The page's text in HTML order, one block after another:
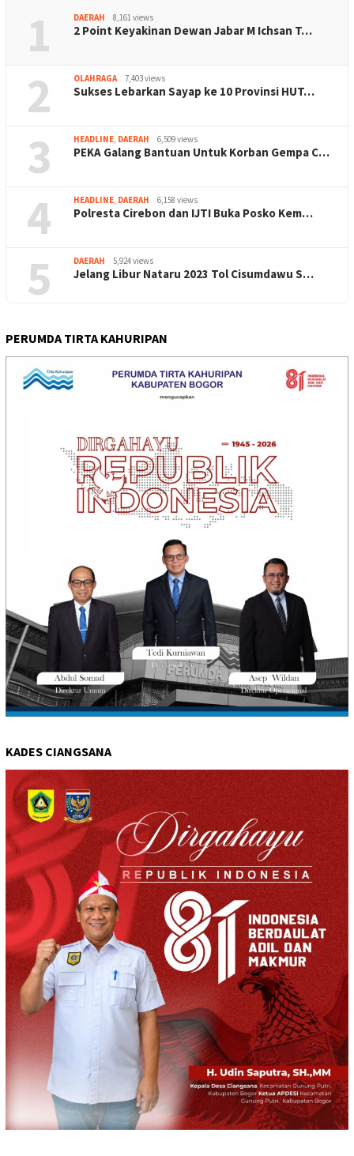
1 DAERAH 8,161 views
2 Point Keyakinan Dewan Jabar M Ichsan T…
2 OLAHRAGA 7,403 views
Sukses Lebarkan Sayap ke 10 Provinsi HUT…
3 HEADLINE DAERAH 6,509 views
PEKA Galang Bantuan Untuk Korban Gempa C…
4 HEADLINE DAERAH 6,158 views
Polresta Cirebon dan IJTI Buka Posko Kem…
5 DAERAH 5,924 views
Jelang Libur Nataru 2023 Tol Cisumdawu S…
PERUMDA TIRTA KAHURIPAN
KADES CIANGSANA